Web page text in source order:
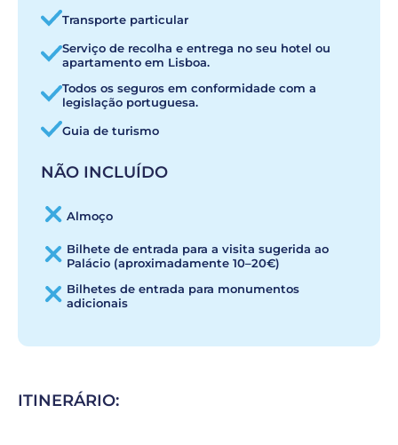
Transporte particular
Serviço de recolha e entrega no seu hotel ou
apartamento em Lisboa.
Todos os seguros em conformidade com a
legislação portuguesa.
Guia de turismo
NÃO INCLUÍDO
Almoço
Bilhete de entrada para a visita sugerida ao
Palácio (aproximadamente 10–20€)
Bilhetes de entrada para monumentos
adicionais
ITINERÁRIO: